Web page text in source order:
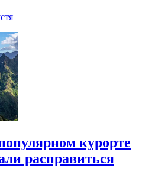
курорте
расправиться